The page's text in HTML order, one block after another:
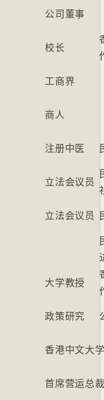
公司董事
校长
工商界
商人
注册中医
立法会议员
立法会议员
大学教授
政策研究
香港中文大
首席营运总